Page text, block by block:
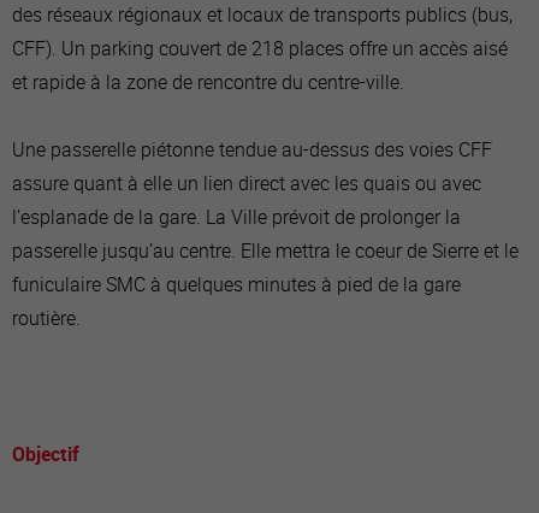
des réseaux régionaux et locaux de transports publics (bus,
CFF). Un parking couvert de 218 places offre un accès aisé
et rapide à la zone de rencontre du centre-ville.
Une passerelle piétonne tendue au-dessus des voies CFF
assure quant à elle un lien direct avec les quais ou avec
l’esplanade de la gare. La Ville prévoit de prolonger la
passerelle jusqu’au centre. Elle mettra le coeur de Sierre et le
funiculaire SMC à quelques minutes à pied de la gare
routière.
Objectif